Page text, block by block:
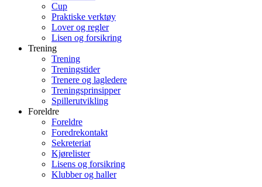
Cup
Praktiske verktøy
Lover og regler
Lisen og forsikring
Trening
Trening
Treningstider
Trenere og lagledere
Treningsprinsipper
Spillerutvikling
Foreldre
Foreldre
Foredrekontakt
Sekreteriat
Kjørelister
Lisens og forsikring
Klubber og haller